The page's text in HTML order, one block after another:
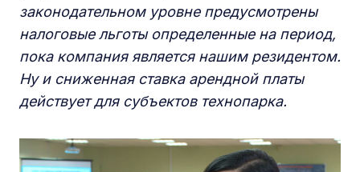
законодательном уровне предусмотрены
налоговые льготы определенные на период,
пока компания является нашим резидентом.
Ну и сниженная ставка арендной платы
действует для субъектов технопарка.